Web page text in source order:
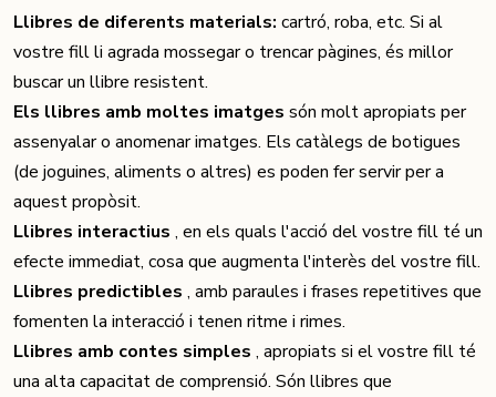
Llibres de diferents materials: cartró, roba, etc. Si al
vostre fill li agrada mossegar o trencar pàgines, és millor
buscar un llibre resistent.
Els llibres amb moltes imatges són molt apropiats per
assenyalar o anomenar imatges. Els catàlegs de botigues
(de joguines, aliments o altres) es poden fer servir per a
aquest propòsit.
Llibres interactius , en els quals l'acció del vostre fill té un
efecte immediat, cosa que augmenta l'interès del vostre fill.
Llibres predictibles , amb paraules i frases repetitives que
fomenten la interacció i tenen ritme i rimes.
Llibres amb contes simples , apropiats si el vostre fill té
una alta capacitat de comprensió. Són llibres que